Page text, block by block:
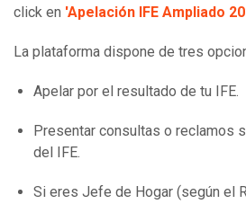
click en 'Apelación IFE Ampliado
La plataforma dispone de tres
Apelar por el resultado de tu IFE.
Presentar consultas o reclamos
del IFE.
Si eres Jefe de Hogar (según el